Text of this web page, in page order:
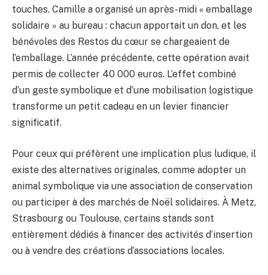
touches. Camille a organisé un après-midi « emballage
solidaire » au bureau : chacun apportait un don, et les
bénévoles des Restos du cœur se chargeaient de
l’emballage. L’année précédente, cette opération avait
permis de collecter 40 000 euros. L’effet combiné
d’un geste symbolique et d’une mobilisation logistique
transforme un petit cadeau en un levier financier
significatif.
Pour ceux qui préfèrent une implication plus ludique, il
existe des alternatives originales, comme adopter un
animal symbolique via une association de conservation
ou participer à des marchés de Noël solidaires. À Metz,
Strasbourg ou Toulouse, certains stands sont
entièrement dédiés à financer des activités d’insertion
ou à vendre des créations d’associations locales.